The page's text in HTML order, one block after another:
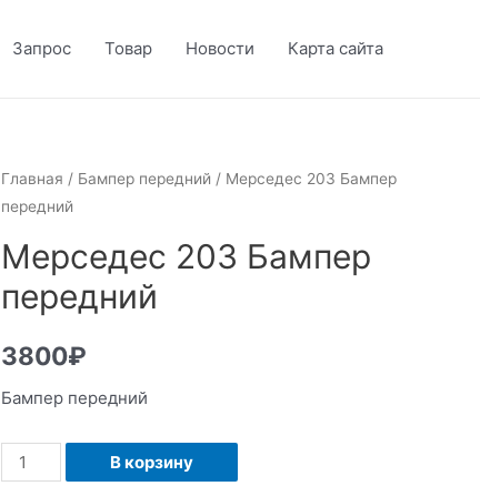
Запрос Товар Новости Карта сайта
Главная / Бампер передний / Мерседес 203 Бампер
передний
Мерседес 203 Бампер
передний
3800₽
Бампер передний
Количество
В корзину